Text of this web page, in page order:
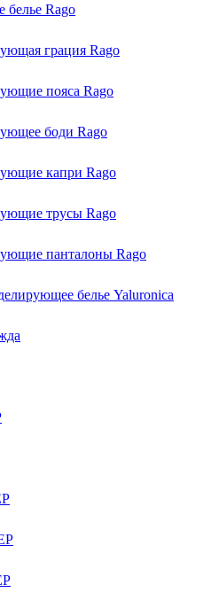
белье Rago
грация Rago
пояса Rago
боди Rago
капри Rago
трусы Rago
панталоны Rago
белье Yaluroniсa